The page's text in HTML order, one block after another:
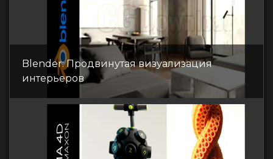
Blender: Продвинутая визуализация
интерьеров